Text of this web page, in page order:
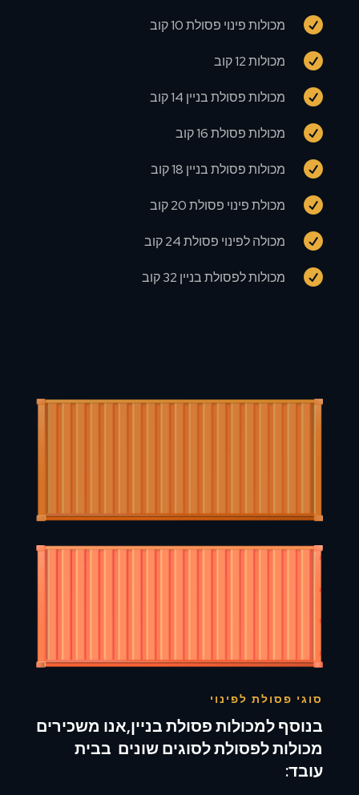
 מכולות פינוי פסולת 10 קוב
 מכולות 12 קוב
 מכולות פסולת בניין 14 קוב
 מכולות פסולת 16 קוב
 מכולות פסולת בניין 18 קוב
 מכולת פינוי פסולת 20 קוב
 מכולה לפינוי פסולת 24 קוב
 מכולות לפסולת בניין 32 קוב
סוגי פסולת לפינוי
בנוסף למכולות פסולת בניין,אנו משכירים
מכולות לפסולת לסוגים שונים בבית
עובד: